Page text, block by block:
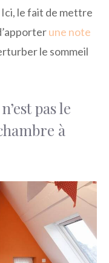
le fait de mettre
une note
le sommeil
pas le
à